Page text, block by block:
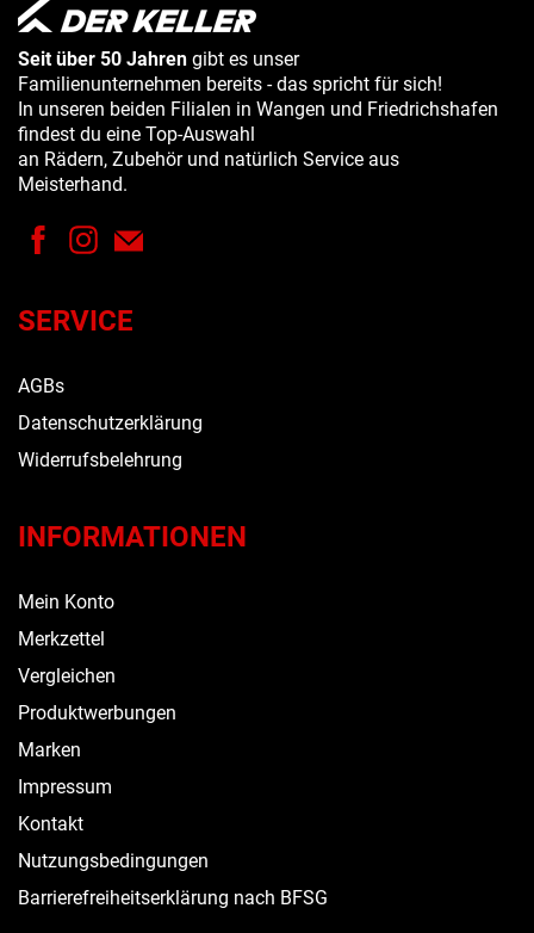
Seit über 50 Jahren gibt es unser
Familienunternehmen bereits - das spricht für sich!
In unseren beiden Filialen in Wangen und Friedrichshafen
findest du eine Top-Auswahl
an Rädern, Zubehör und natürlich Service aus
Meisterhand.
SERVICE
AGBs
Datenschutzerklärung
Widerrufsbelehrung
INFORMATIONEN
Mein Konto
Merkzettel
Vergleichen
Produktwerbungen
Marken
Impressum
Kontakt
Nutzungsbedingungen
Barrierefreiheitserklärung nach BFSG